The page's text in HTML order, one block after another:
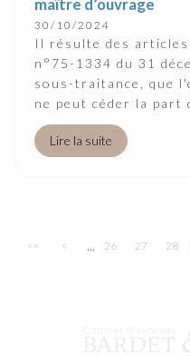
maître d’ouvrage
30/10/2024
Il résulte des
n°75-1334 du 31
sous-traitance, que
ne peut céder la part
Lire la suite
<< < ... 26 27 28